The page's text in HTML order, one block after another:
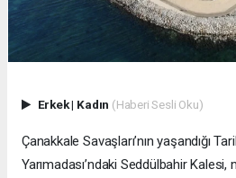
Erkek| Kadın (Haberi Sesli Oku)
Çanakkale Savaşları’nın yaşandığı
Yarımadası’ndaki Seddülbahir Kalesi,